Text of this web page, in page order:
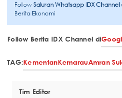
FollowSaluran Whatsapp IDX Channel
Berita Ekonomi
Follow Berita IDX Channel di
TAG:KementanKemarauAmran
Tim Editor